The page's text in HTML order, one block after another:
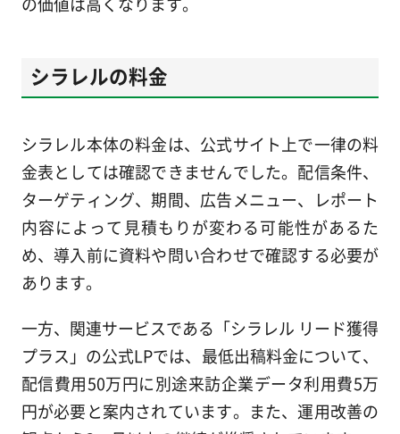
シラレルの料金
シラレル本体の料金は、公式サイト上で一律の料
金表としては確認できませんでした。配信条件、
ターゲティング、期間、広告メニュー、レポート
内容によって見積もりが変わる可能性があるた
め、導入前に資料や問い合わせで確認する必要が
あります。
一方、関連サービスである「シラレル リード獲得
プラス」の公式LPでは、最低出稿料金について、
配信費用50万円に別途来訪企業データ利用費5万
円が必要と案内されています。また、運用改善の